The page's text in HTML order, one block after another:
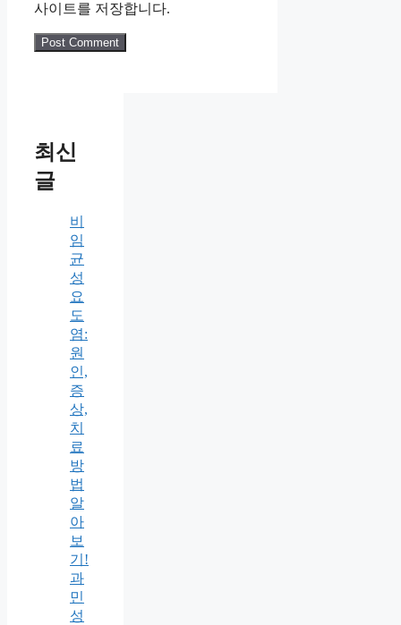
사이트를 저장합니다.
최신
글
비
임
균
성
요
도
염:
원
인,
증
상,
치
료
방
법
알
아
보
기!
과
민
성